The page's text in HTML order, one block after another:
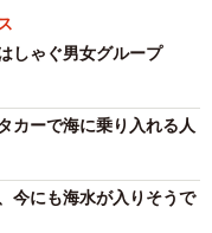
しゃぐ男女グループ
カーで海に乗り入れる人
今にも海水が入りそうで